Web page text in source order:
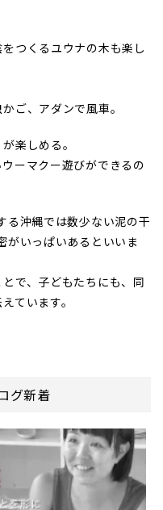
つくるユウナの木も楽し
ご、アダンで風車。
楽しめる。
ーマクー遊びができるの
る沖縄では数少ない泥の干
がいっぱいあるといいま
で、子どもたちにも、同
ています。
グ新着